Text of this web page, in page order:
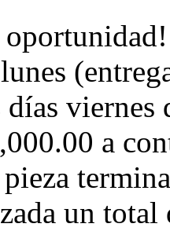
viernes
a
un total